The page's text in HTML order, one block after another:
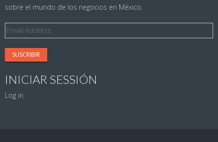
sobre el mundo de los negocios en México.
Email
Address
INICIAR SESSIÓN
Log in